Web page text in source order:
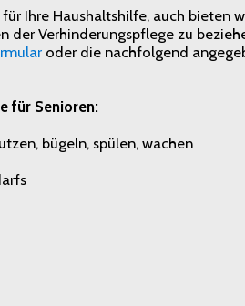
Ihre Haushaltshilfe, auch bieten
der Verhinderungspflege zu
oder die nachfolgend
für Senioren:
bügeln, spülen, wachen